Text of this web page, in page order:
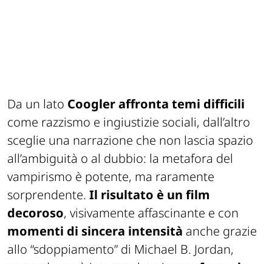
Da un lato Coogler affronta temi difficili
come razzismo e ingiustizie sociali, dall’altro
sceglie una narrazione che non lascia spazio
all’ambiguità o al dubbio: la metafora del
vampirismo è potente, ma raramente
sorprendente. Il risultato è un film
decoroso, visivamente affascinante e con
momenti di sincera intensità anche grazie
allo “sdoppiamento” di Michael B. Jordan,